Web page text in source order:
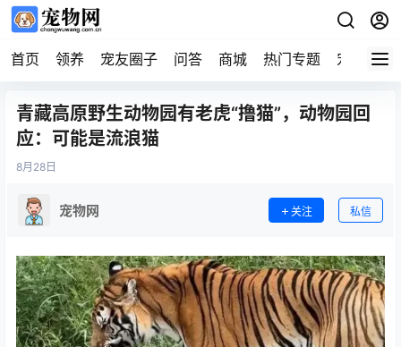
首页 领养 宠友圈子 问答 商城 热门专题 宠物企业
青藏高原野生动物园有老虎“撸猫”，动物园回
应：可能是流浪猫
8月 28日
宠物网 关注 私信